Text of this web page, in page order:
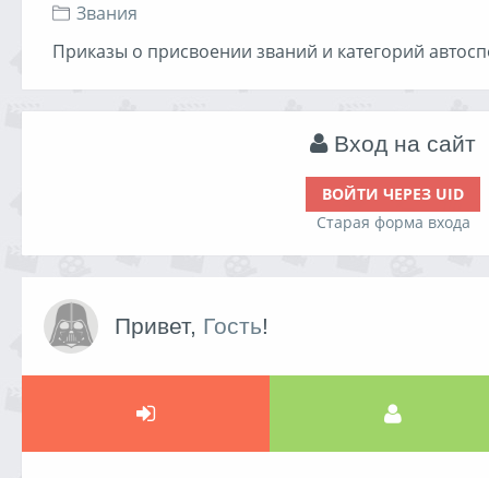
Звания
Приказы о присвоении званий и категорий
Вход на сайт
ВОЙТИ ЧЕРЕЗ UID
Старая форма входа
Привет, Гость!